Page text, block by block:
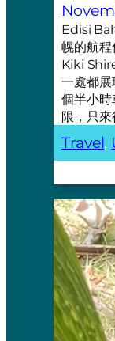
Edisi
幌的航
Kiki
一處都
個半小
限，只
Travel,